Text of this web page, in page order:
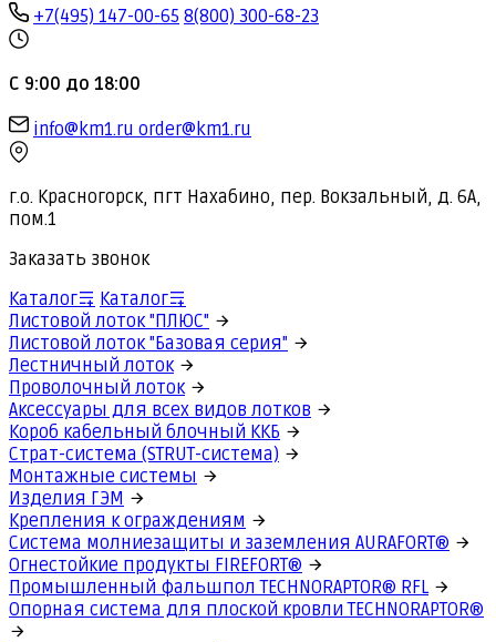
+7(495) 147-00-65 8(800) 300-68-23
С 9:00 до 18:00
info@km1.ru order@km1.ru
г.о. Красногорск, пгт Нахабино, пер. Вокзальный, д. 6А,
пом.1
Заказать звонок
Каталог
Каталог
Листовой лоток "ПЛЮС"
Листовой лоток "Базовая серия"
Лестничный лоток
Проволочный лоток
Аксессуары для всех видов лотков
Короб кабельный блочный ККБ
Страт-система (STRUT-система)
Монтажные системы
Изделия ГЭМ
Крепления к ограждениям
Система молниезащиты и заземления AURAFORT®
Огнестойкие продукты FIREFORT®
Промышленный фальшпол TECHNORAPTOR® RFL
Опорная система для плоской кровли TECHNORAPTOR®